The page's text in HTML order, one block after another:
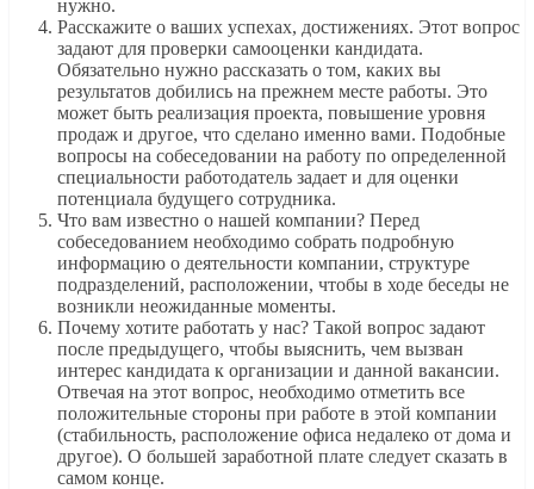
нужно.
Расскажите о ваших успехах, достижениях. Этот вопрос
задают для проверки самооценки кандидата.
Обязательно нужно рассказать о том, каких вы
результатов добились на прежнем месте работы. Это
может быть реализация проекта, повышение уровня
продаж и другое, что сделано именно вами. Подобные
вопросы на собеседовании на работу по определенной
специальности работодатель задает и для оценки
потенциала будущего сотрудника.
Что вам известно о нашей компании? Перед
собеседованием необходимо собрать подробную
информацию о деятельности компании, структуре
подразделений, расположении, чтобы в ходе беседы не
возникли неожиданные моменты.
Почему хотите работать у нас? Такой вопрос задают
после предыдущего, чтобы выяснить, чем вызван
интерес кандидата к организации и данной вакансии.
Отвечая на этот вопрос, необходимо отметить все
положительные стороны при работе в этой компании
(стабильность, расположение офиса недалеко от дома и
другое). О большей заработной плате следует сказать в
самом конце.